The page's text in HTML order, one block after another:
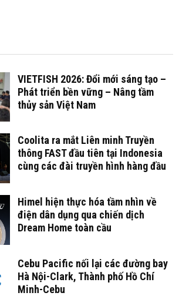
VIETFISH 2026: Đổi mới sáng tạo –
Phát triển bền vững – Nâng tầm
thủy sản Việt Nam
Coolita ra mắt Liên minh Truyền
thông FAST đầu tiên tại Indonesia
cùng các đài truyền hình hàng đầu
Himel hiện thực hóa tầm nhìn về
điện dân dụng qua chiến dịch
Dream Home toàn cầu
Cebu Pacific nối lại các đường bay
Hà Nội-Clark, Thành phố Hồ Chí
Minh-Cebu